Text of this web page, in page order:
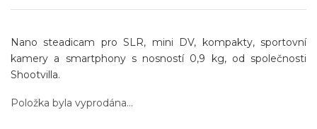
cena:
Položka byla vyprodána…
Nano steadicam pro SLR, mini DV, kompakty, sportovní
kamery a smartphony s nosností 0,9 kg, od společnosti
Shootvilla.